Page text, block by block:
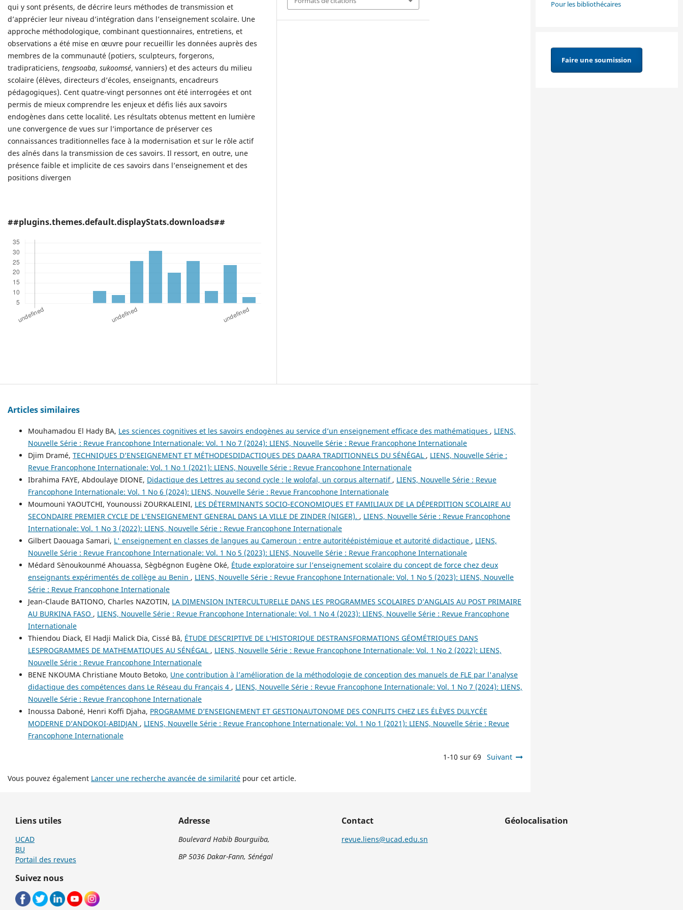
qui y sont présents, de décrire leurs méthodes de transmission et
d’apprécier leur niveau d’intégration dans l’enseignement scolaire. Une
approche méthodologique, combinant questionnaires, entretiens, et
observations a été mise en œuvre pour recueillir les données auprès des
membres de la communauté (potiers, sculpteurs, forgerons,
tradipraticiens, tengsoaba, sukoomsé, vanniers) et des acteurs du milieu
scolaire (élèves, directeurs d’écoles, enseignants, encadreurs
pédagogiques). Cent quatre-vingt personnes ont été interrogées et ont
permis de mieux comprendre les enjeux et défis liés aux savoirs
endogènes dans cette localité. Les résultats obtenus mettent en lumière
une convergence de vues sur l’importance de préserver ces
connaissances traditionnelles face à la modernisation et sur le rôle actif
des aînés dans la transmission de ces savoirs. Il ressort, en outre, une
présence faible et implicite de ces savoirs dans l’enseignement et des
positions divergen
##plugins.themes.default.displayStats.downloads##
Articles similaires
Mouhamadou El Hady BA, Les sciences cognitives et les savoirs endogènes au service d’un enseignement efficace des mathématiques , LIENS,
Nouvelle Série : Revue Francophone Internationale: Vol. 1 No 7 (2024): LIENS, Nouvelle Série : Revue Francophone Internationale
Djim Dramé, TECHNIQUES D’ENSEIGNEMENT ET MÉTHODESDIDACTIQUES DES DAARA TRADITIONNELS DU SÉNÉGAL , LIENS, Nouvelle Série :
Revue Francophone Internationale: Vol. 1 No 1 (2021): LIENS, Nouvelle Série : Revue Francophone Internationale
Ibrahima FAYE, Abdoulaye DIONE, Didactique des Lettres au second cycle : le wolofal, un corpus alternatif , LIENS, Nouvelle Série : Revue
Francophone Internationale: Vol. 1 No 6 (2024): LIENS, Nouvelle Série : Revue Francophone Internationale
Moumouni YAOUTCHI, Younoussi ZOURKALEINI, LES DÉTERMINANTS SOCIO-ECONOMIQUES ET FAMILIAUX DE LA DÉPERDITION SCOLAIRE AU
SECONDAIRE PREMIER CYCLE DE L’ENSEIGNEMENT GENERAL DANS LA VILLE DE ZINDER (NIGER). , LIENS, Nouvelle Série : Revue Francophone
Internationale: Vol. 1 No 3 (2022): LIENS, Nouvelle Série : Revue Francophone Internationale
Gilbert Daouaga Samari, L' enseignement en classes de langues au Cameroun : entre autoritéépistémique et autorité didactique , LIENS,
Nouvelle Série : Revue Francophone Internationale: Vol. 1 No 5 (2023): LIENS, Nouvelle Série : Revue Francophone Internationale
Médard Sènoukounmé Ahouassa, Sègbégnon Eugène Oké, Étude exploratoire sur l’enseignement scolaire du concept de force chez deux
enseignants expérimentés de collège au Benin , LIENS, Nouvelle Série : Revue Francophone Internationale: Vol. 1 No 5 (2023): LIENS, Nouvelle
Série : Revue Francophone Internationale
Jean-Claude BATIONO, Charles NAZOTIN, LA DIMENSION INTERCULTURELLE DANS LES PROGRAMMES SCOLAIRES D’ANGLAIS AU POST PRIMAIRE
AU BURKINA FASO , LIENS, Nouvelle Série : Revue Francophone Internationale: Vol. 1 No 4 (2023): LIENS, Nouvelle Série : Revue Francophone
Internationale
Thiendou Diack, El Hadji Malick Dia, Cissé Bâ, ÉTUDE DESCRIPTIVE DE L’HISTORIQUE DESTRANSFORMATIONS GÉOMÉTRIQUES DANS
LESPROGRAMMES DE MATHEMATIQUES AU SÉNÉGAL , LIENS, Nouvelle Série : Revue Francophone Internationale: Vol. 1 No 2 (2022): LIENS,
Nouvelle Série : Revue Francophone Internationale
BENE NKOUMA Christiane Mouto Betoko, Une contribution à l’amélioration de la méthodologie de conception des manuels de FLE par l'analyse
didactique des compétences dans Le Réseau du Français 4 , LIENS, Nouvelle Série : Revue Francophone Internationale: Vol. 1 No 7 (2024): LIENS,
Nouvelle Série : Revue Francophone Internationale
Inoussa Daboné, Henri Koffi Djaha, PROGRAMME D’ENSEIGNEMENT ET GESTIONAUTONOME DES CONFLITS CHEZ LES ÉLÈVES DULYCÉE
MODERNE D’ANDOKOI-ABIDJAN , LIENS, Nouvelle Série : Revue Francophone Internationale: Vol. 1 No 1 (2021): LIENS, Nouvelle Série : Revue
Francophone Internationale
1-10 sur 69 Suivant
Vous pouvez également Lancer une recherche avancée de similarité pour cet article.
Pour les bibliothécaires
Faire une soumission
Liens utiles
UCAD
BU
Portail des revues
Suivez nous
Adresse
Boulevard Habib Bourguiba,
BP 5036 Dakar-Fann, Sénégal
Contact
revue.liens@ucad.edu.sn
Géolocalisation